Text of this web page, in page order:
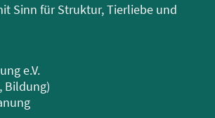
Sinn für Struktur, Tierliebe und
e.V.
Bildung)